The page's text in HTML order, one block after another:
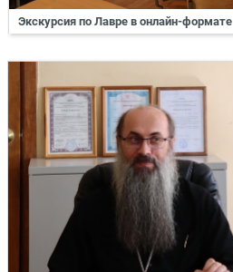
Экскурсия по Лавре в онлайн-формате